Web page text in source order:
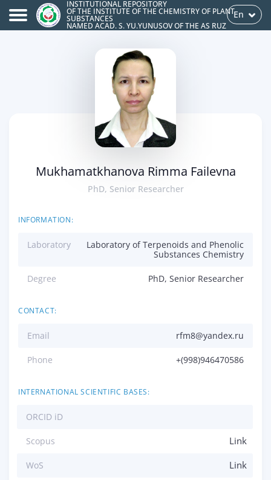
INSTITUTIONAL REPOSITORY
OF THE INSTITUTE OF THE CHEMISTRY OF PLANT
SUBSTANCES
NAMED ACAD. S. YU.YUNUSOV OF THE AS RUZ
En
Mukhamatkhanova Rimma Failevna
PhD, Senior Researcher
INFORMATION:
Laboratory
Laboratory of Terpenoids and Phenolic
Substances Chemistry
Degree PhD, Senior Researcher
CONTACT:
Email rfm8@yandex.ru
Phone +(998)946470586
INTERNATIONAL SCIENTIFIC BASES:
ORCID iD
Scopus Link
WoS Link